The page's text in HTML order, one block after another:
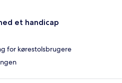
et handicap
for kørestolsbrugere